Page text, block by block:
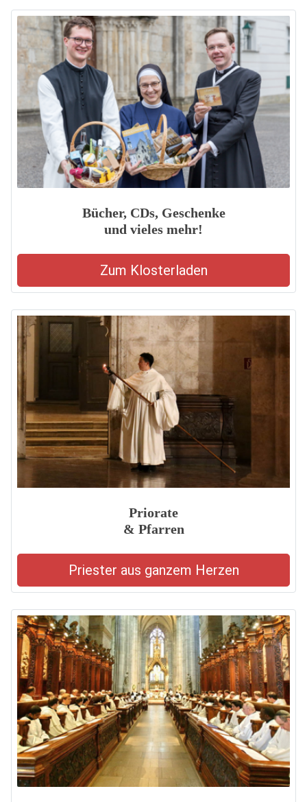
Bücher, CDs, Geschenke
und vieles mehr!
Zum Klosterladen
Priorate
& Pfarren
Priester aus ganzem Herzen